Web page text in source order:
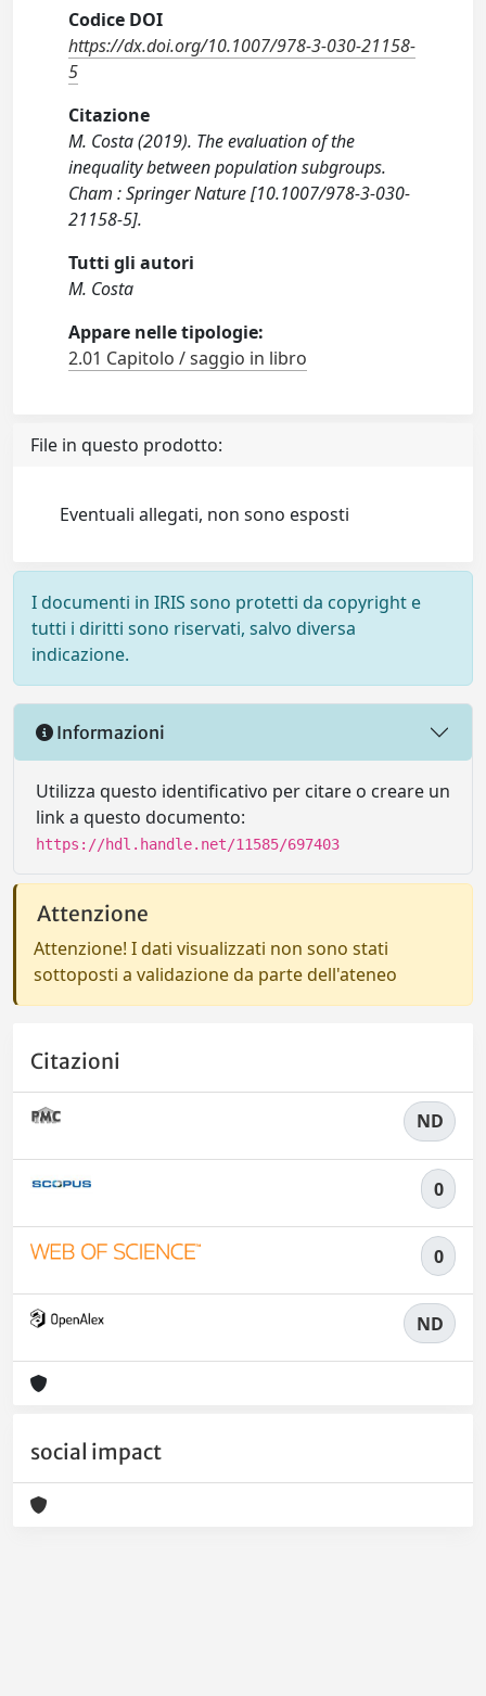
Codice DOI
https://dx.doi.org/10.1007/978-3-030-21158-
5
Citazione
M. Costa (2019). The evaluation of the
inequality between population subgroups.
Cham : Springer Nature [10.1007/978-3-030-
21158-5].
Tutti gli autori
M. Costa
Appare nelle tipologie:
2.01 Capitolo / saggio in libro
File in questo prodotto:
Eventuali allegati, non sono esposti
I documenti in IRIS sono protetti da copyright e
tutti i diritti sono riservati, salvo diversa
indicazione.
Informazioni
Utilizza questo identificativo per citare o creare un
link a questo documento:
https://hdl.handle.net/11585/697403
Attenzione
Attenzione! I dati visualizzati non sono stati
sottoposti a validazione da parte dell'ateneo
Citazioni
ND
0
0
ND
social impact